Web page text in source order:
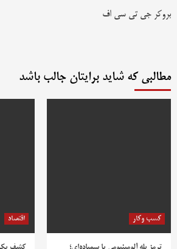
بروکر جی تی سی اف
مطالبی که شاید برایتان جالب باشد
کسب وکار اقتصاد